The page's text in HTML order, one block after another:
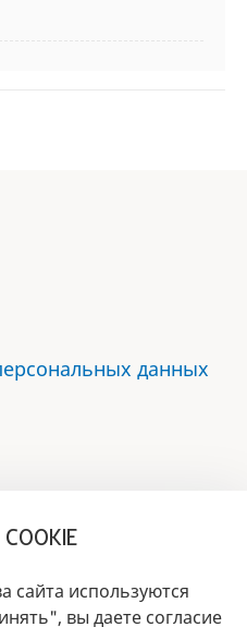
данных
сайта используются
вы даете согласие